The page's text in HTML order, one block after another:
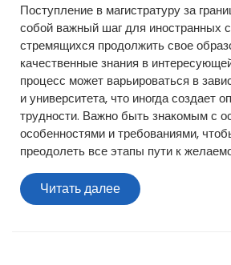
Поступление в магистратуру за
собой важный шаг для иностранных
стремящихся продолжить свое
качественные знания в
процесс может варьироваться в
и университета, что иногда создает
трудности. Важно быть знакомым с
особенностями и требованиями,
преодолеть все этапы пути к
Читать далееЧитать
далее